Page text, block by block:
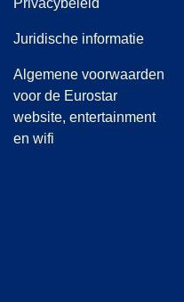
tab)
Juridische informatie
Algemene voorwaarden
voor de Eurostar
website, entertainment
en wifi